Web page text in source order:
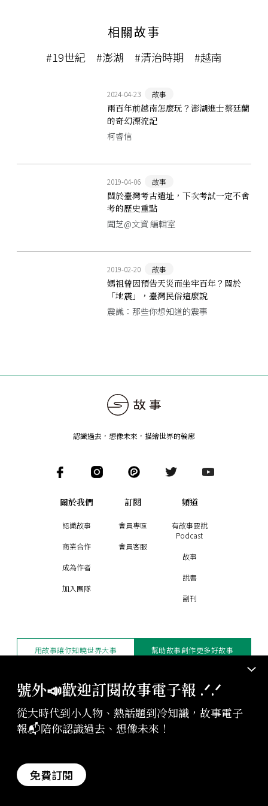
相關故事
#19世紀 #澎湖 #清治時期 #越南
2024-04-23 故事
兩百年前越南怎麼玩？澎湖進士蔡廷蘭
的奇幻漂流記
柯睿信
2019-04-06 故事
關於臺灣考古遺址，下次考試一定不會
考的歷史重點
聞芝@文資 編輯室
2019-02-20 故事
媽祖曾因預告天災而坐牢百年？關於
「地震」，臺灣民俗這麼說
震識：那些你想知道的震事
號外📣歡迎訂閱故事電子報 .ᐟ‪‪.ᐟ
從大時代到小人物、熱話題到冷知識，故事電子
報📬陪你認識過去、想像未來！
免費訂閱
認識過去，想像未來 ， 描繪世界的輪廓
關於我們
認識故事
商業合作
成為作者
加入團隊
訂閱
會員專區
會員客服
頻道
有故事要說
Podcast
故事
說書
副刊
版權聲明與轉載規範
授權與合作：contact@storystudio.tw
StoryStudio Inc. All Rights Reserved.
用故事讓你知曉世界大事 幫助故事創作更多好故事